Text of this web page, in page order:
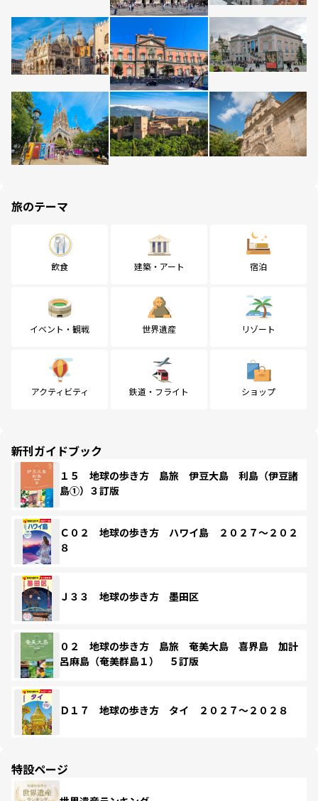
旅のテーマ
飲食 建築・アート 宿泊
イベント・観戦 世界遺産 リゾート
アクティビティ 鉄道・フライト ショップ
新刊ガイドブック
１５ 地球の歩き方 島旅 伊豆大島 利島（伊豆諸
島①）３訂版
Ｃ０２ 地球の歩き方 ハワイ島 ２０２７～２０２
８
Ｊ３３ 地球の歩き方 墨田区
０２ 地球の歩き方 島旅 奄美大島 喜界島 加計
呂麻島（奄美群島１） ５訂版
Ｄ１７ 地球の歩き方 タイ ２０２７～２０２８
特設ページ